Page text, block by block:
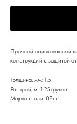
Прочный оцинкованный
конструкций с защитой
Толщина, мм: 1.5
Раскрой, м: 1.25хрулон
Марка стали: 08пс